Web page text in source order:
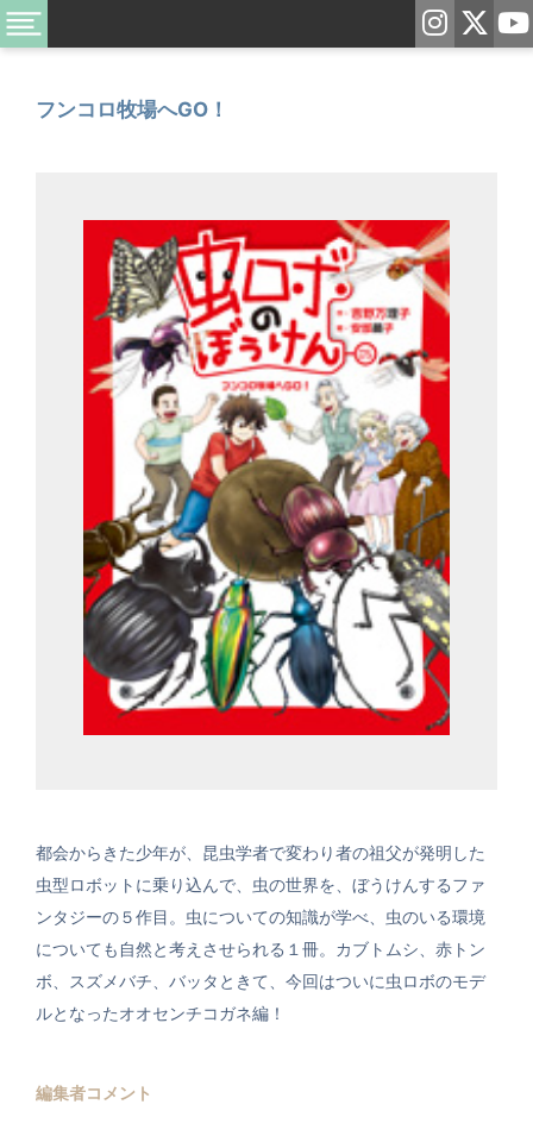
フンコロ牧場へGO！
都会からきた少年が、昆虫学者で変わり者の祖父が発明した
虫型ロボットに乗り込んで、虫の世界を、ぼうけんするファ
ンタジーの５作目。虫についての知識が学べ、虫のいる環境
についても自然と考えさせられる１冊。カブトムシ、赤トン
ボ、スズメバチ、バッタときて、今回はついに虫ロボのモデ
ルとなったオオセンチコガネ編！
編集者コメント